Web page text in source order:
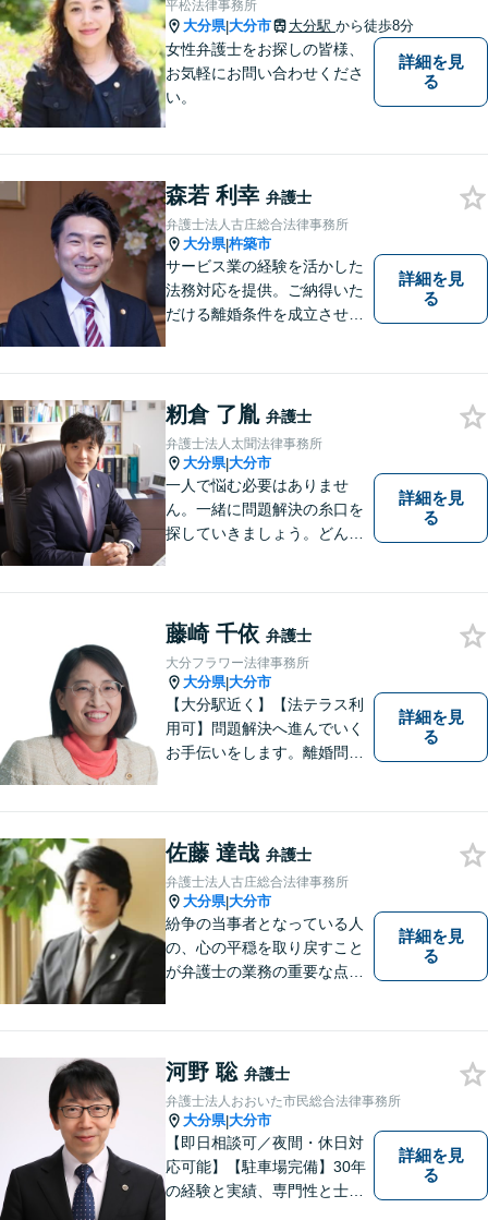
平松法律事務所
大分県|大分市 大分駅 から徒歩8分
女性弁護士をお探しの皆様、
お気軽にお問い合わせくださ
い。
詳細を見
る
森若 利幸 弁護士
弁護士法人古庄総合法律事務所
大分県|杵築市
サービス業の経験を活かした
法務対応を提供。ご納得いた
だける離婚条件を成立させる
ます。【大分県に3拠点ある地
域密着型の事務所】【初回相
談無料】
詳細を見
る
籾倉 了胤 弁護士
弁護士法人太聞法律事務所
大分県|大分市
一人で悩む必要はありませ
ん。一緒に問題解決の糸口を
探していきましょう。どんな
遺産分割、介護などの高齢社
会問題に注力しております。
詳細を見
る
藤崎 千依 弁護士
大分フラワー法律事務所
大分県|大分市
【大分駅近く】【法テラス利
用可】問題解決へ進んでいく
お手伝いをします。離婚問題
相談可】分かりやすい言葉
で、明確に判断をお示しし、
問題解決をサポートいたしま
す。
詳細を見
る
佐藤 達哉 弁護士
弁護士法人古庄総合法律事務所
大分県|大分市
紛争の当事者となっている人
の、心の平穏を取り戻すこと
が弁護士の業務の重要な点と
詳細を見
る
河野 聡 弁護士
弁護士法人おおいた市民総合法律事務所
大分県|大分市
【即日相談可／夜間・休日対
応可能】【駐車場完備】30年
の経験と実績、専門性と士業
詳細を見
る